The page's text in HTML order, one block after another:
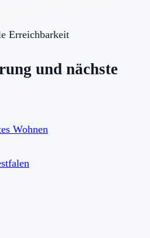
Erreichbarkeit
und nächste
Wohnen